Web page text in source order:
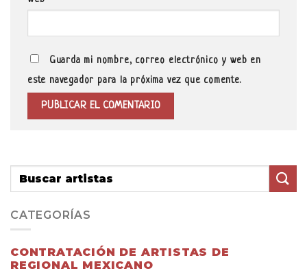
Guarda mi nombre, correo electrónico y web en
este navegador para la próxima vez que comente.
CATEGORÍAS
CONTRATACIÓN DE ARTISTAS DE
REGIONAL MEXICANO